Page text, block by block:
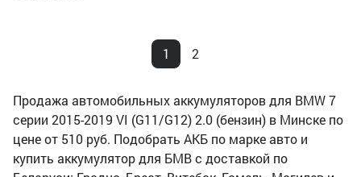
1 2
Продажа автомобильных аккумуляторов для BMW 7
серии 2015-2019 VI (G11/G12) 2.0 (бензин) в Минске по
цене от 510 руб. Подобрать АКБ по марке авто и
купить аккумулятор для БМВ с доставкой по